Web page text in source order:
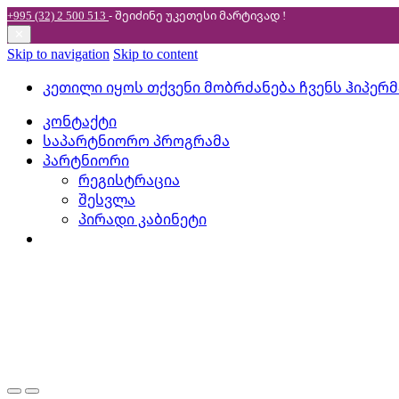
+995 (32) 2 500 513 - შეიძინე უკეთესიმარტივად !
Skip to navigation Skip to content
კეთილი იყოს თქვენი მობრძანება ჩვენს
კონტაქტი
საპარტნიორო პროგრამა
პარტნიორი
რეგისტრაცია
შესვლა
პირადი კაბინეტი